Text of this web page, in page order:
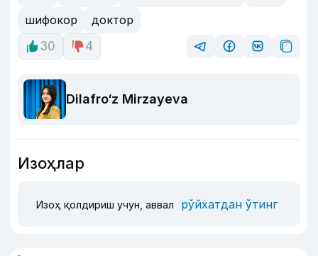
шифокор
доктор
30
4
Dilafro‘z Mirzayeva
Изоҳлар
Изоҳ қолдириш учун, аввал рўйхатдан ўтинг